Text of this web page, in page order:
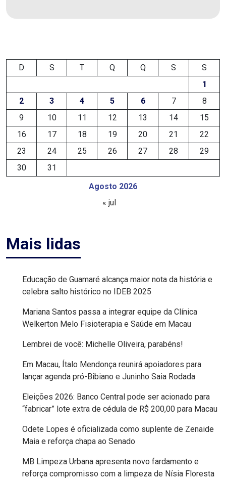
DESCASO
DESENVOLVIMENTO
ECONÔMICO
DESENVOLVIMENTO
RURAL
ECONOMIA
EDUCAÇÃO
ELEIÇÃO
ESCOLAR
2026
EMANCIPAÇÃO
DE
CARNAUBAIS
EMANCIPAÇÃO
Agosto 2026
D S T Q Q S
S
1
2
3 4 5 6 7
8
9
10 11 12 13 14
15
16
17 18 19 20 21
22
23
24 25 26 27 28
29
30
31
« jul
Mais lidas
Educação de Guamaré alcança maior nota da história e
celebra salto histórico no IDEB 2025
Mariana Santos passa a integrar equipe da Clínica
Welkerton Melo Fisioterapia e Saúde em Macau
Lembrei de você: Michelle Oliveira, parabéns!
Em Macau, Ítalo Mendonça reunirá apoiadores para
lançar agenda pró-Bibiano e Juninho Saia Rodada
Eleições 2026: Banco Central pode ser acionado para
“fabricar” lote extra de cédula de R$ 200,00 para Macau
Odete Lopes é oficializada como suplente de Zenaide
Maia e reforça chapa ao Senado
MB Limpeza Urbana apresenta novo fardamento e
reforça compromisso com a limpeza de Nísia Floresta